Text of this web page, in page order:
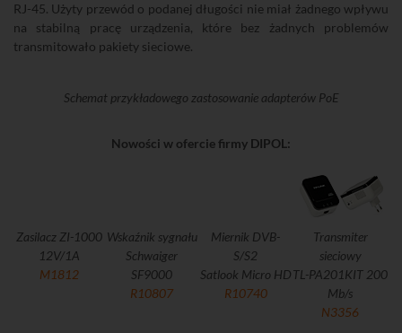
RJ-45. Użyty przewód o podanej długości nie miał żadnego wpływu
na stabilną pracę urządzenia, które bez żadnych problemów
transmitowało pakiety sieciowe.
Schemat przykładowego zastosowanie adapterów PoE
Nowości w ofercie firmy DIPOL:
Zasilacz ZI-1000
12V/1A
M1812
Wskaźnik sygnału
Schwaiger
SF9000
R10807
Miernik DVB-
S/S2
Satlook Micro HD
R10740
Transmiter
sieciowy
TL-PA201KIT 200
Mb/s
N3356